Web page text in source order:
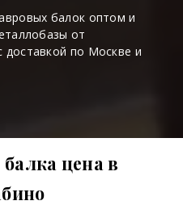
балок оптом и
от
по Москве и
цена в